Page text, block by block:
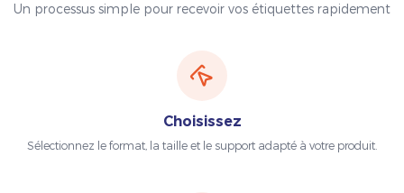
Un processus simple pour recevoir vos étiquettes rapidement
Choisissez
Sélectionnez le format, la taille et le support adapté à votre produit.